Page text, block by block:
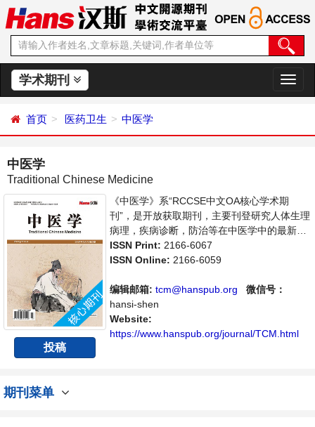
学术期刊
切
换
首页 医药卫生 中医学
中医学
Traditional Chinese Medicine
投稿
《中医学》系“RCCSE中文OA核心学术期
刊”，是开放获取期刊，主要刊登研究人体生理
病理，疾病诊断，防治等在中医学中的最新应
用的论文。本刊支持思想创新、学术创新，倡
导科学，繁荣学术，集学术性、思想性为一
人员提供一个传播、分享和讨论中医学领域内
不同方向问题与发展的交流平台。
ISSN Print: 2166-6067
ISSN Online: 2166-6059
编辑邮箱: tcm@hanspub.org
微信号：
hansi-shen
Website:
https://www.hanspub.org/journal/TCM.html
期刊菜单